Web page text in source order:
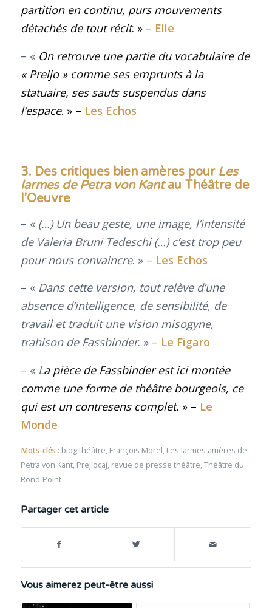
partition en continu, purs mouvements
détachés de tout récit. » – Elle
– « On retrouve une partie du vocabulaire de
« Preljo » comme ses emprunts à la
statuaire, ses sauts suspendus dans
l’espace. » – Les Echos
3. Des critiques bien amères pour Les
larmes de Petra von Kantau Théâtre de
l’Oeuvre
– « (…) Un beau geste, une image, l’intensité
de Valeria Bruni Tedeschi (…) c’est trop peu
pour nous convaincre. » – Les Echos
– « Dans cette version, tout relève d’une
absence d’intelligence, de sensibilité, de
travail et traduit une vision misogyne,
trahison de Fassbinder. » – Le Figaro
– « La pièce de Fassbinder est ici montée
comme une forme de théâtre bourgeois, ce
qui est un contresens complet. » – Le
Monde
Mots-clés : blog théâtre, François Morel, Les larmes amères de
Petra von Kant, Prejlocaj, revue de presse théâtre,Théâtre du
Rond-Point
Partager cet article
Vous aimerez peut-être aussi